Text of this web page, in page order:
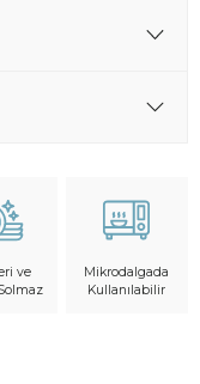
ve
Mikrodalgada
Kullanılabilir